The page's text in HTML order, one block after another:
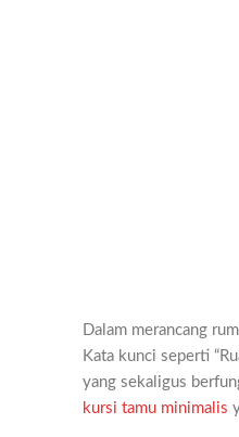
Dalam merancang
Kata kunci seperti
yang sekaligus
kursi tamu minimalis